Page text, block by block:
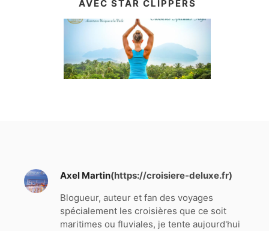
AVEC STAR CLIPPERS
Axel Martin(https://croisiere-deluxe.fr)
Blogueur, auteur et fan des voyages
spécialement les croisières que ce soit
maritimes ou fluviales, je tente aujourd'hui